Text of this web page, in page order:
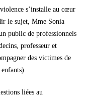
s’installe au cœur
le sujet, Mme Sonia
public de professionnels
professeur et
des victimes de
liées au